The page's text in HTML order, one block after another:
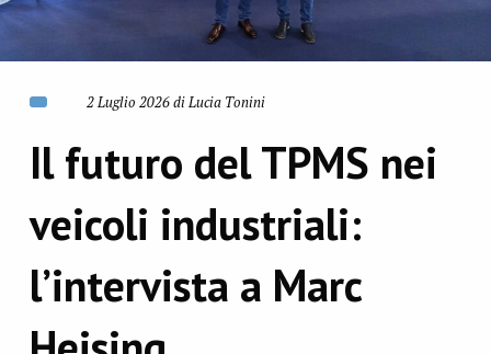
2 Luglio 2026 di Lucia Tonini
Il futuro del TPMS nei
veicoli industriali:
l’intervista a Marc